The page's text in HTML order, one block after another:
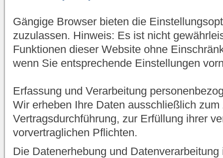
Gängige Browser bieten die
zuzulassen. Hinweis: Es ist nicht
Funktionen dieser Website ohne
wenn Sie entsprechende Einstellungen
Erfassung und Verarbeitung
Wir erheben Ihre Daten ausschließlich zum
Vertragsdurchführung, zur Erfüllung ihrer
vorvertraglichen Pflichten.
Die Datenerhebung und